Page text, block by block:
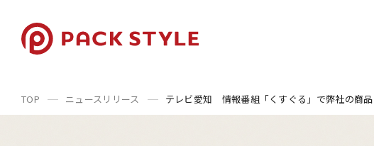
TOP ニュースリリース テレビ愛知 情報番組「くすぐる」で弊社の商品